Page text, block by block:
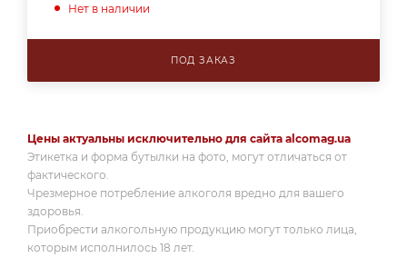
Нет в наличии
ПОД ЗАКАЗ
Цены актуальны исключительно для сайта alcomag.ua
Этикетка и форма бутылки на фото, могут отличаться от
фактического.
Чрезмерное потребление алкоголя вредно для вашего
здоровья.
Приобрести алкогольную продукцию могут только лица,
которым исполнилось 18 лет.